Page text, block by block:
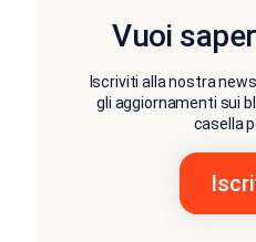
Vuoi
Iscriviti alla nostra
gli aggiornamenti sui
casella